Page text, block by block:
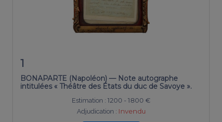
1
BONAPARTE (Napoléon) — Note autographe
intitulées « Théâtre des États du duc de Savoye ».
Estimation : 1200 - 1800 €
Adjudication : Invendu